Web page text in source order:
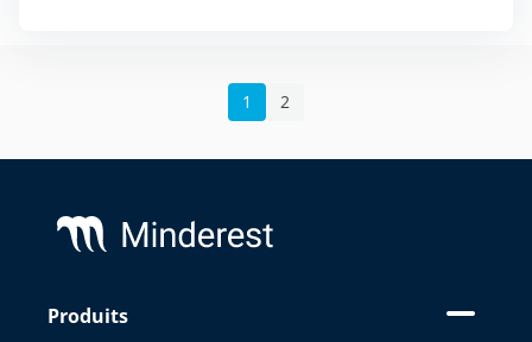
1 2
Sur ce site, nous utilisons des
technologies similaires de tiers qui
Produits